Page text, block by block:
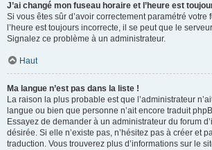
J’ai changé mon fuseau horaire et l’heure est
Si vous êtes sûr d’avoir correctement paramétré votre
l’heure est toujours incorrecte, il se peut que le
Signalez ce problème à un administrateur.
Haut
Ma langue n’est pas dans la liste !
La raison la plus probable est que l’administrateur
langue ou bien que personne n’ait encore traduit
Essayez de demander à un administrateur du forum
désirée. Si elle n’existe pas, n’hésitez pas à créer et
traduction. Vous trouverez plus d’informations sur le